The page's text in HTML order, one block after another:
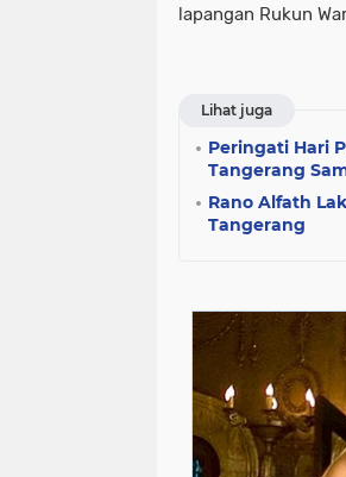
lapangan Rukun
Lihat juga
Peringati Hari
Tangerang
Rano Alfath
Tangerang